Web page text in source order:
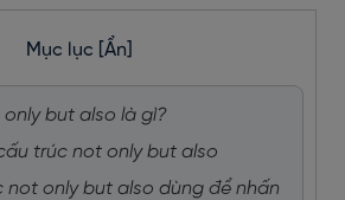
Mục lục [Ẩn]
only but also là gì?
trúc not only but also
not only but also dùng để nhấn